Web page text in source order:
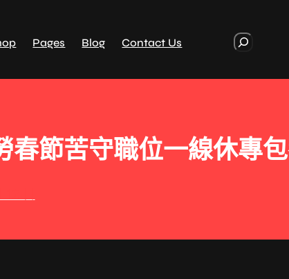
Pages Blog Contact Us
r
節苦守職位一線休專